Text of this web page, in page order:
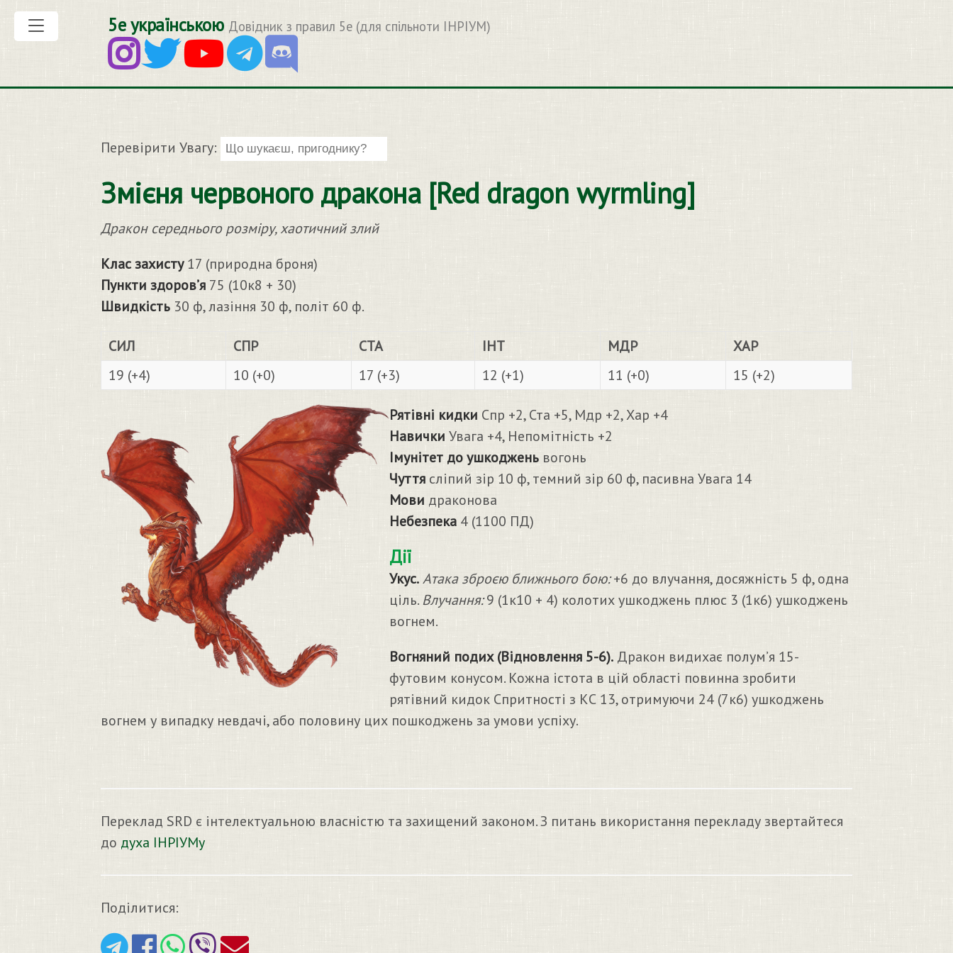
5е українською Довідник з правил 5e (для спільноти ІНРІУМ)
Перевірити Увагу:
Змієня червоного дракона [Red dragon wyrmling]
Дракон середнього розміру, хаотичний злий
Клас захисту17 (природна броня)
Пункти здоров’я 75 (10к8 + 30)
Швидкість 30 ф, лазіння 30 ф, політ 60 ф.
СИЛ СПР СТА ІНТ МДР
ХАР
19 (+4)
10 (+0) 17 (+3) 12 (+1) 11 (+0) 15 (+2)
Рятівні кидки Спр +2, Ста +5, Мдр +2, Хар +4
Навички Увага +4, Непомітність +2
Імунітет до ушкоджень вогонь
Чуття сліпий зір 10 ф, темний зір 60 ф, пасивна Увага 14
Мови драконова
Небезпека 4 (1100 ПД)
Дії
Укус. Атака зброєю ближнього бою:+6 до влучання, досяжність 5 ф, одна
ціль.Влучання:9 (1к10 + 4) колотих ушкоджень плюс 3 (1к6) ушкоджень
вогнем.
Вогняний подих (Відновлення 5-6). Дракон видихає полум’я 15-
футовим конусом. Кожна істота в цій області повинна зробити
рятівний кидок Спритності з КС 13, отримуючи 24 (7к6) ушкоджень
вогнем у випадку невдачі, або половину цих пошкоджень за умови успіху.
Переклад SRD є інтелектуальною власністю та захищений законом. З питань використання перекладу звертайтеся
до духа ІНРІУМу
Поділитися: